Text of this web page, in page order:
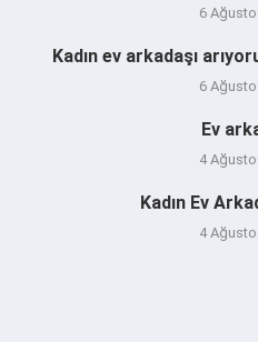
6
Kadın ev arkadaşı
6
Ev
4
Kadın Ev
4